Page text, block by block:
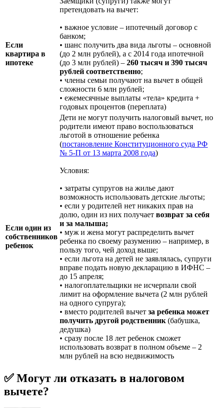
Если
квартира в
ипотеке
претендовать на вычет:
• важное условие – ипотечный договор с
банком;
• шанс получить два вида льготы – основной
(до 2 млн рублей), а с 2014 года ипотечной
(до 3 млн рублей) – 260 тысяч и 390 тысяч
рублей соответственно;
• члены семьи получают на вычет в общей
сложности 6 млн рублей;
• ежемесячные выплаты «тела» кредита +
годовых процентов (переплата)
Если один из
собственников
ребенок
Дети не могут получить налоговый вычет, но
родители имеют право воспользоваться
льготой в отношение ребенка
(постановление Конституционного суда РФ
№ 5-П от 13 марта 2008 года)
Условия:
• затраты супругов на жилье дают
возможность использовать детские льготы;
• если у родителей нет никаких прав на
долю, один из них получает возврат за себя
и за малыша;
• муж и жена могут распределить вычет
ребенка по своему разумению – например, в
пользу того, чей доход выше;
• если льгота на детей не заявлялась, супруги
вправе подать новую декларацию в ИФНС –
до 15 апреля;
• налогоплательщики не исчерпали свой
лимит на оформление вычета (2 млн рублей
на одного супруга);
• вместо родителей вычет за ребенка может
получить другой родственник (бабушка,
дедушка)
• сразу после 18 лет ребенок сможет
использовать возврат в полном объеме – 2
млн рублей на всю недвижимость
✅ Могут ли отказать в налоговом
вычете?